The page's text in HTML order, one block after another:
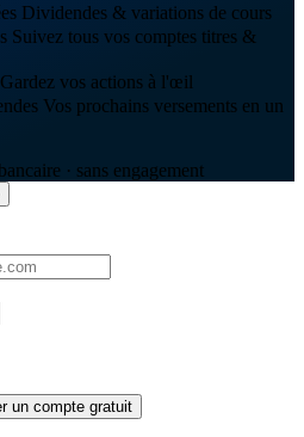
Dividendes & variations de cours
Suivez tous vos comptes titres &
Gardez vos actions à l'œil
Vos prochains versements en un
· sans engagement
un compte gratuit